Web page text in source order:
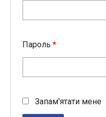
Пароль *
Запам'ятати мене